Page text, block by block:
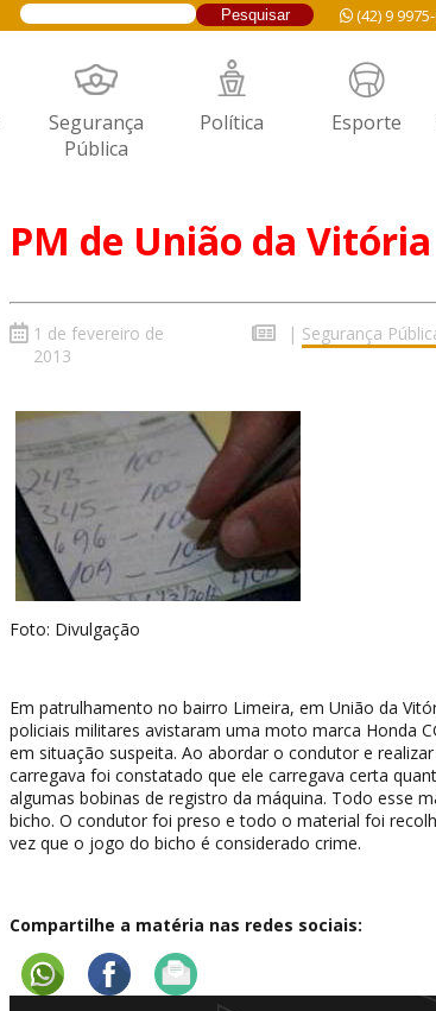
(42) 9
Segurança
Pública
Política Esporte
PM de União da
1 de fevereiro de
2013
| Segurança
Foto: Divulgação
Em patrulhamento no bairro Limeira, em União da
policiais militares avistaram uma moto marca Honda
em situação suspeita. Ao abordar o condutor e
carregava foi constatado que ele carregava certa
algumas bobinas de registro da máquina. Todo esse
bicho. O condutor foi preso e todo o material foi
vez que o jogo do bicho é considerado crime.
Compartilhe a matéria nas redes sociais: